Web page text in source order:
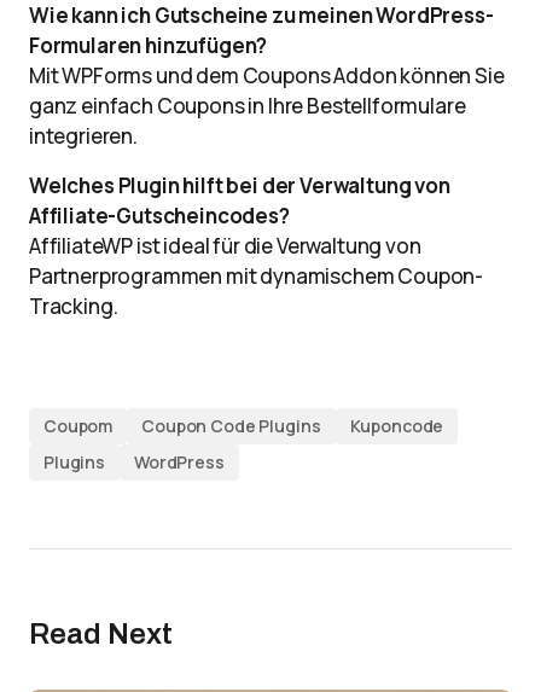
Wie kann ich Gutscheine zu meinen WordPress-
Formularen hinzufügen?
Mit WPForms und dem Coupons Addon können Sie
ganz einfach Coupons in Ihre Bestellformulare
integrieren.
Welches Plugin hilft bei der Verwaltung von
Affiliate-Gutscheincodes?
AffiliateWP ist ideal für die Verwaltung von
Partnerprogrammen mit dynamischem Coupon-
Tracking.
Coupom Coupon Code Plugins
Kuponcode
Plugins
WordPress
Read Next